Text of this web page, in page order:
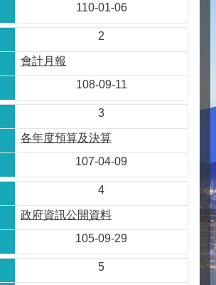
110-01-06
2
會計月報
108-09-11
3
各年度預算及決算
107-04-09
4
政府資訊公開資料
105-09-29
5